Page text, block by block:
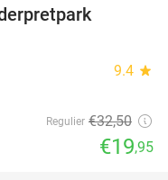
9.4 star
Regulier €32,50
€19,95